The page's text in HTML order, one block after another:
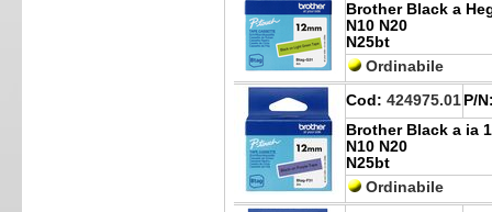
Brother Black a
N10 N20
N25bt
Ordinabile
Cod: 424975.01 P/
Brother Black a ia
N10 N20
N25bt
Ordinabile